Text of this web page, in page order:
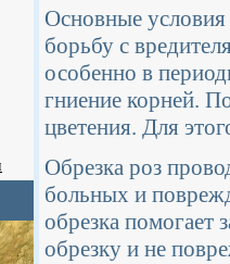
Основные
борьбу с
особенно в
гниение корней.
цветения. Для
Обрезка роз
больных и
обрезка помогает
обрезку и не